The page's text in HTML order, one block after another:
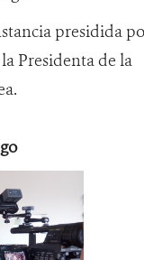
presidida
Presidenta de la